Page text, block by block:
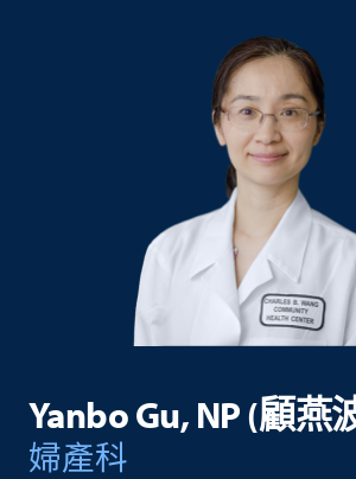
Yanbo Gu, NP (顧燕
婦產科